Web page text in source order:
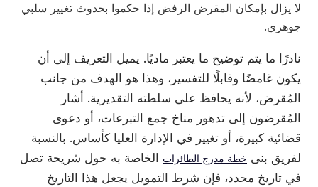
لا يزال بإمكان المقرض الرفض إذا حكموا بحدوث تغيير سلبي
جوهري.
نادرًا ما يتم توضيح ما يعتبر ماديًا. يميل التعريف إلى أن
يكون غامضًا وقابلًا للتفسير، وهذا هو الهدف من جانب
المُقرض، لأنه يحافظ على سلطته التقديرية. أشار
المُقرضون إلى تدهور مناخ جمع التبرعات، أو دعوى
قضائية كبيرة، أو تغيير في الإدارة العليا كأساس. بالنسبة
لفريق بنى خطة مدرج الطائرات
الخاصة به حول شريحة تصل
في تاريخ محدد، فإن شرط التمويل يجعل هذا التاريخ